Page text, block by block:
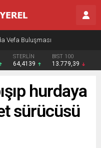
Vefa Buluşması
STERLİN
64,4139
BIST 100
13.779,39
hurdaya
sürücüsü